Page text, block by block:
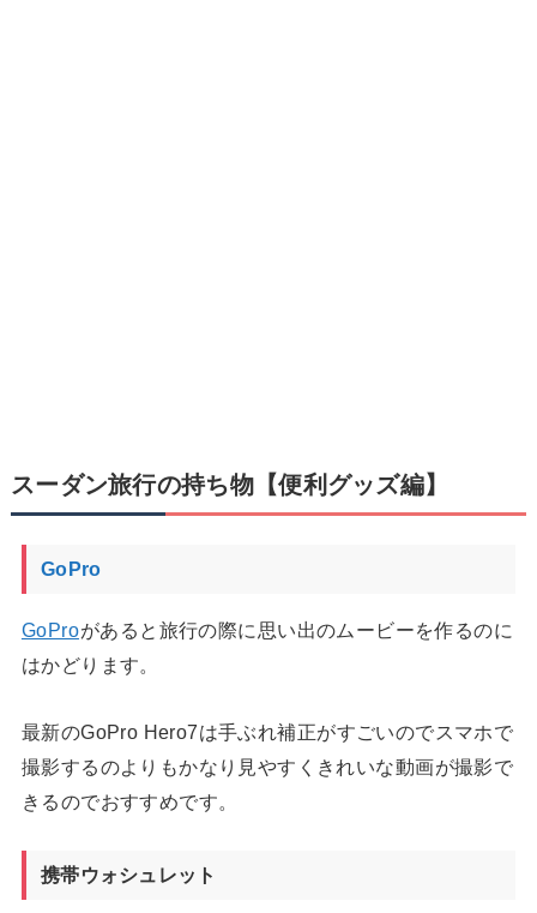
スーダン旅行の持ち物【便利グッズ編】
GoPro
GoProがあると旅行の際に思い出のムービーを作るのに
はかどります。
最新のGoPro Hero7は手ぶれ補正がすごいのでスマホで
撮影するのよりもかなり見やすくきれいな動画が撮影で
きるのでおすすめです。
携帯ウォシュレット